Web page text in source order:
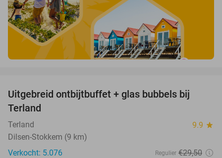
Uitgebreid ontbijtbuffet + glas bubbels bij
Terland
Terland 9.9 star
Dilsen-Stokkem (9 km)
Verkocht: 5.076
Regulier €29,50